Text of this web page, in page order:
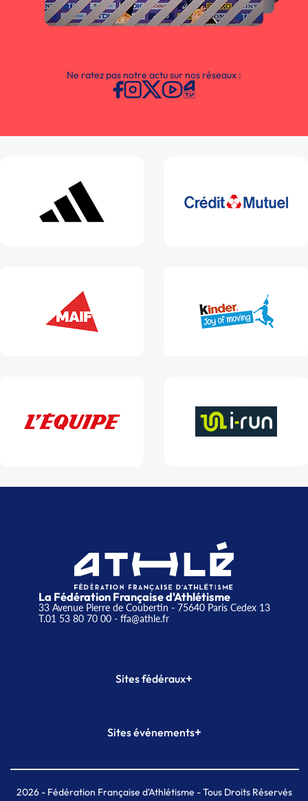
Ne ratez pas notre actu sur nos réseaux :
La Fédération Française d'Athlétisme
33 Avenue Pierre de Coubertin - 75640 Paris Cedex 13
T.01 53 80 70 00- ffa@athle.fr
Sites fédéraux+
Plateforme Formation
Sites événements+
Meeting de Paris indoor
MAIF Ekiden de Paris
2026- Fédération Française d'Athlétisme - Tous Droits Réservés